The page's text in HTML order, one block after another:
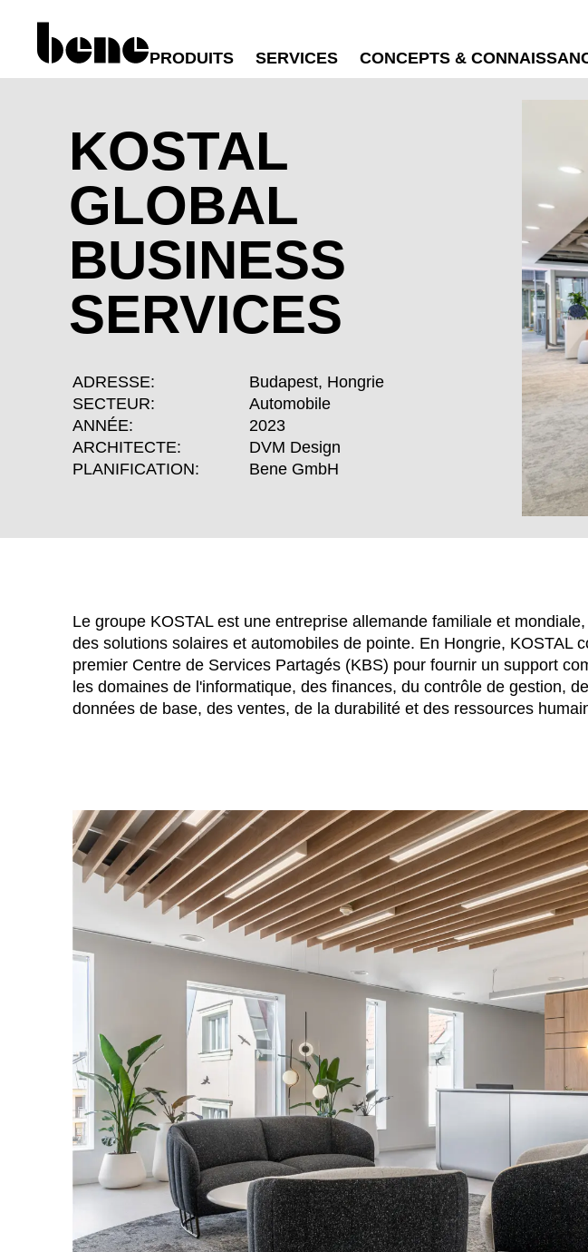
PRODUITS SERVICES CONCEPTS &
WÄHLEN SIE
Allemagne(DE)
Arabie saoudite(SA)
Arménie(AM)
Australie(AU)
Autriche(AT)
Bahreïn
Biélorussie
Bulgaria
Canada(CA)
(CN)
Corée du Sud(KR)
Croatie(HR)
Côte d'Ivoire(CI)
Danemark(DK)
Espagne(ES)
Finlande(FI)
Hongrie
Inde(IN)
Indonésie
Iran(IR)
Irlande(IE)
Irlande du
(IL)
Italie
Japon(JP)
Kazakhstan
(KW)
Lettonie(LV)
Lituanie(LT)
KOSTAL
GLOBAL
BUSINESS
SERVICES
ADRESSE:
Budapest, Hongrie
SECTEUR:
Automobile
ANNÉE:
2023
ARCHITECTE:
DVM Design
PLANIFICATION:
Bene GmbH
Le groupe KOSTAL est une entreprise allemande familiale et
des solutions solaires et automobiles de pointe. En Hongrie, KOSTAL
premier Centre de Services Partagés (KBS) pour fournir un support
les domaines de l'informatique, des finances, du contrôle de gestion,
données de base, des ventes, de la durabilité et des ressources